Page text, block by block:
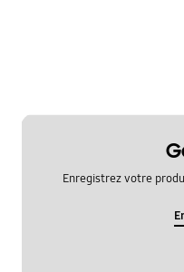
snsEnregistrez votre